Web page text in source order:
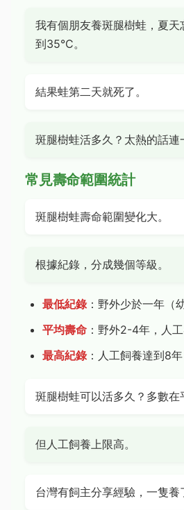
我有個朋友養斑腿樹蛙，夏
到35°C。
結果蛙第二天就死了。
斑腿樹蛙活多久？太熱的話連
常見壽命範圍統計
斑腿樹蛙壽命範圍變化大。
根據紀錄，分成幾個等級。
最低紀錄：野外少於一年（
平均壽命 ：野外2-4年，人
最高紀錄：人工飼養達到8年
斑腿樹蛙可以活多久？多數在
但人工飼養上限高。
台灣有飼主分享經驗，一隻養